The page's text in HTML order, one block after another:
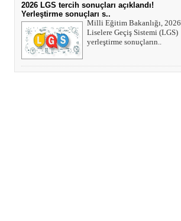
2026 LGS tercih sonuçları açıklandı!
Yerleştirme sonuçları s..
Milli Eğitim Bakanlığı, 2026
Liselere Geçiş Sistemi (LGS)
yerleştirme sonuçların..